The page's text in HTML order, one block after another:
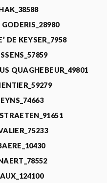
DE KEYSER_7958
QUAGHEBEUR_49801